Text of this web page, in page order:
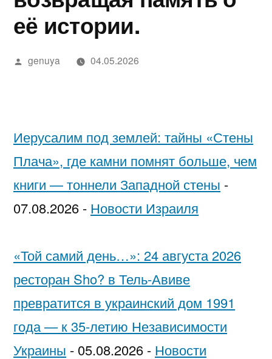
נחש
—
חשפניות
עצמן
2025in
Key
Trying
Other
בדיקה
в
Google»
מידע,
מודעות
ואבחון
её истории.
Написано
genuya 04.05.2026
Иерусалим под землей: тайны «Стены
Плача», где камни помнят больше, чем
книги — тоннели Западной стены -
07.08.2026 - Новости Израиля
«Той самий день…»: 24 августа 2026
ресторан Sho? в Тель-Авиве
превратится в украинский дом 1991
года — к 35-летию Независимости
Украины - 05.08.2026 - Новости